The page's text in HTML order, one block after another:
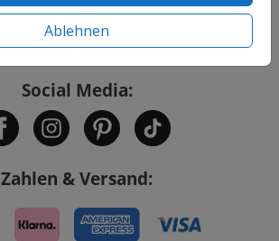
Ablehnen
Social Media:
Zahlen & Versand: